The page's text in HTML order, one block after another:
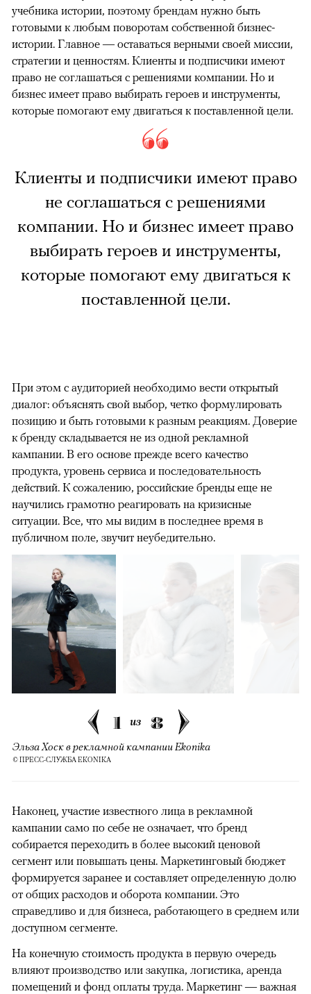
учебника истории, поэтому брендам нужно быть
готовыми к любым поворотам собственной бизнес-
истории. Главное — оставаться верными своей миссии,
стратегии и ценностям. Клиенты и подписчики имеют
право не соглашаться с решениями компании. Но и
бизнес имеет право выбирать героев и инструменты,
которые помогают ему двигаться к поставленной цели.
Клиенты и подписчики имеют право
не соглашаться с решениями
компании. Но и бизнес имеет право
выбирать героев и инструменты,
которые помогают ему двигаться к
поставленной цели.
При этом с аудиторией необходимо вести открытый
диалог: объяснять свой выбор, четко формулировать
позицию и быть готовыми к разным реакциям. Доверие
к бренду складывается не из одной рекламной
кампании. В его основе прежде всего качество
продукта, уровень сервиса и последовательность
действий. К сожалению, российские бренды еще не
научились грамотно реагировать на кризисные
ситуации. Все, что мы видим в последнее время в
публичном поле, звучит неубедительно.
1 из 8
Эльза Хоск в рекламной кампании Ekonika
© ПРЕСС-СЛУЖБА EKONIKA
Наконец, участие известного лица в рекламной
кампании само по себе не означает, что бренд
собирается переходить в более высокий ценовой
сегмент или повышать цены. Маркетинговый бюджет
формируется заранее и составляет определенную долю
от общих расходов и оборота компании. Это
справедливо и для бизнеса, работающего в среднем или
доступном сегменте.
На конечную стоимость продукта в первую очередь
влияют производство или закупка, логистика, аренда
помещений и фонд оплаты труда. Маркетинг — важная